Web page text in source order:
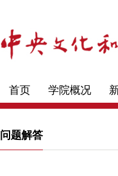
首页 学院概况
问题解答